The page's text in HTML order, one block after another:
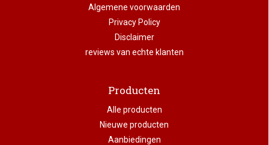
Algemene voorwaarden
Privacy Policy
Disclaimer
reviews van echte klanten
Producten
Alle producten
Nieuwe producten
Aanbiedingen